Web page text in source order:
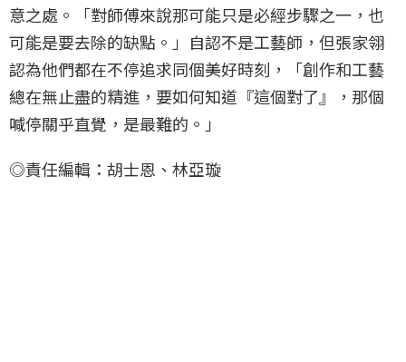
意之處。「對師傅來說那可能只是必經步驟之一，也
可能是要去除的缺點。」自認不是工藝師，但張家翎
認為他們都在不停追求同個美好時刻，「創作和工藝
總在無止盡的精進，要如何知道『這個對了』，那個
喊停關乎直覺，是最難的。」
◎責任編輯：胡士恩、林亞璇